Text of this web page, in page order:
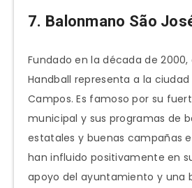
7. Balonmano São
Fundado en la década de 2000,
Handball representa a la ciudad
Campos. Es famoso por su
municipal y sus programas de
estatales y buenas campañas
han influido positivamente en
apoyo del ayuntamiento y una